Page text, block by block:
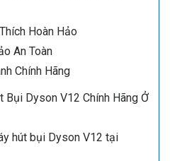
Hoàn Hảo
An Toàn
Chính Hãng
Bụi Dyson V12 Chính Hãng Ở
hút bụi Dyson V12 tại